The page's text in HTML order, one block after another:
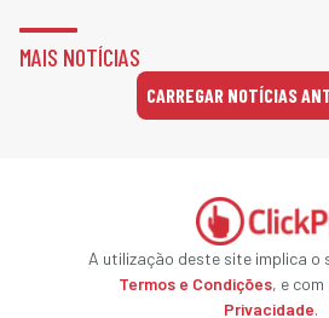
MAIS NOTÍCIAS
CARREGAR NOTÍCIAS
A utilização deste site implica o
Termos e Condições, e com
Privacidade.